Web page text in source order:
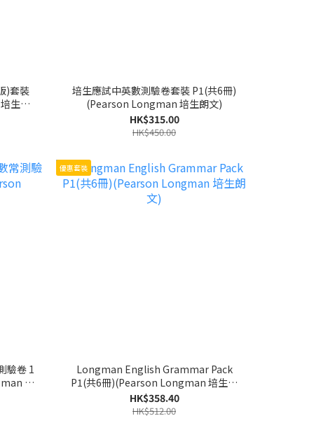
)套裝
生朗
培生應試中英數測驗卷套裝 P1(共6冊)
(Pearson Longman 培生朗文)
HK$315.00
HK$450.00
驗卷 1
培
優惠套裝
Longman English Grammar Pack
P1(共6冊)(Pearson Longman 培生朗
文)
HK$358.40
HK$512.00